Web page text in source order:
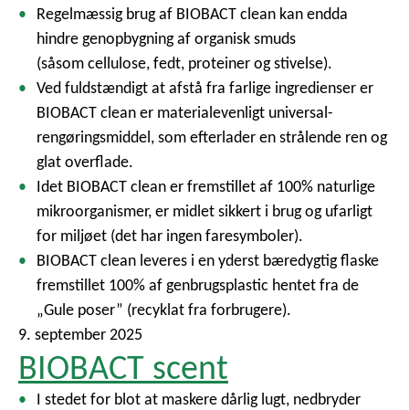
Regelmæssig brug af BIOBACT clean kan endda
hindre genopbygning af organisk smuds
(såsom cellulose, fedt, proteiner og stivelse).
Ved fuldstændigt at afstå fra farlige ingredienser er
BIOBACT clean er materialevenligt universal-
rengøringsmiddel, som efterlader en strålende ren og
glat overflade.
Idet BIOBACT clean er fremstillet af 100% naturlige
mikroorganismer, er midlet sikkert i brug og ufarligt
for miljøet (det har ingen faresymboler).
BIOBACT clean leveres i en yderst bæredygtig flaske
fremstillet 100% af genbrugsplastic hentet fra de
„Gule poser” (recyklat fra forbrugere).
9. september 2025
BIOBACT scent
I stedet for blot at maskere dårlig lugt, nedbryder